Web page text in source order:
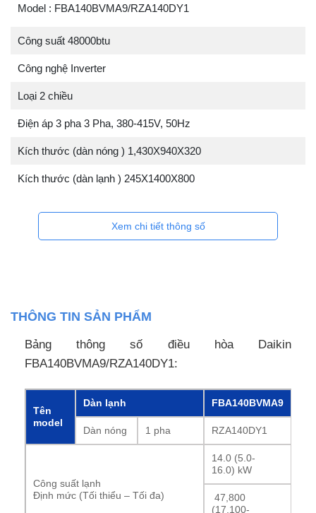
Model : FBA140BVMA9/RZA140DY1
Công suất 48000btu
Công nghệ Inverter
Loại 2 chiều
Điện áp 3 pha 3 Pha, 380-415V, 50Hz
Kích thước (dàn nóng ) 1,430X940X320
Kích thước (dàn lạnh ) 245X1400X800
Xem chi tiết thông số
THÔNG TIN SẢN PHẨM
Bảng thông số điều hòa Daikin
FBA140BVMA9/RZA140DY1:
Tên
model
Dàn lạnh FBA140BVMA9
Dàn nóng 1 pha RZA140DY1
Công suất lạnh
Định mức (Tối thiểu – Tối đa)
14.0 (5.0-
16.0) kW
47,800
(17,100-